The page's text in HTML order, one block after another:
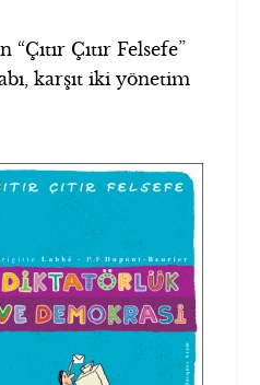
Çıtır Felsefe”
karşıt iki yönetim